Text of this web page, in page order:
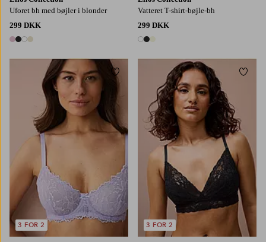
Uforet bh med bøjler i blonder
299 DKK
4 farver
Vatteret T-shirt-bøjle-bh
299 DKK
3 farver
3 FOR 2
Tilføj til favoritter
3 FOR 2
38/40 42/4446/48